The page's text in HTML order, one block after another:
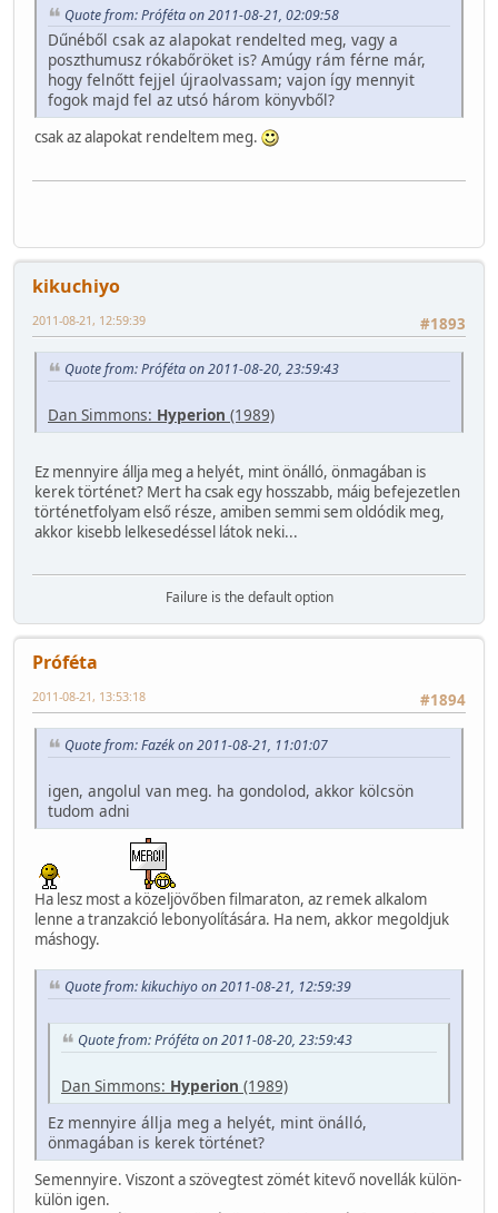
Quote from: Próféta on 2011-08-21, 02:09:58
Dűnéből csak az alapokat rendelted meg, vagy a
poszthumusz rókabőröket is? Amúgy rám férne már,
hogy felnőtt fejjel újraolvassam; vajon így mennyit
fogok majd fel az utsó három könyvből?
csak az alapokat rendeltem meg.
kikuchiyo
#1893
2011-08-21, 12:59:39
Quote from: Próféta on 2011-08-20, 23:59:43
Dan Simmons: Hyperion (1989)
Ez mennyire állja meg a helyét, mint önálló, önmagában is
kerek történet? Mert ha csak egy hosszabb, máig befejezetlen
történetfolyam első része, amiben semmi sem oldódik meg,
akkor kisebb lelkesedéssel látok neki...
Failure is the default option
Próféta
#1894
2011-08-21, 13:53:18
Quote from: Fazék on 2011-08-21, 11:01:07
igen, angolul van meg. ha gondolod, akkor kölcsön
tudom adni
Ha lesz most a közeljövőben filmaraton, az remek alkalom
lenne a tranzakció lebonyolítására. Ha nem, akkor megoldjuk
máshogy.
Quote from: kikuchiyo on 2011-08-21, 12:59:39
Quote from: Próféta on 2011-08-20, 23:59:43
Dan Simmons: Hyperion (1989)
Ez mennyire állja meg a helyét, mint önálló,
önmagában is kerek történet?
Semennyire. Viszont a szövegtest zömét kitevő novellák külön-
külön igen.